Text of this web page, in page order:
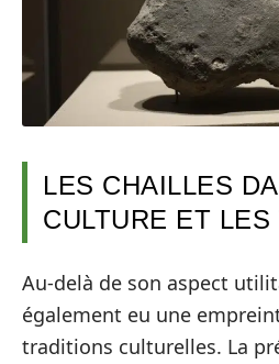
LES CHAILLES
CULTURE ET
Au-delà de son aspect
également eu une
traditions culturelles. La